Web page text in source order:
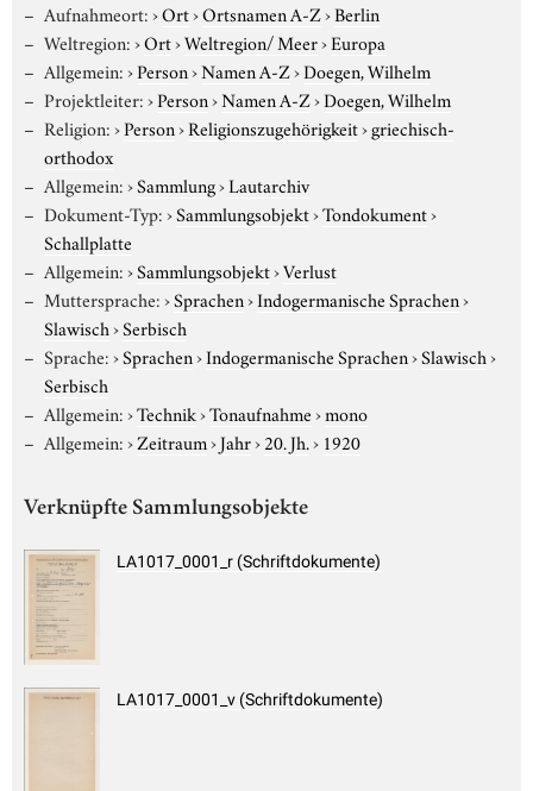
Aufnahmeort:›Ort›Ortsnamen A-Z›Berlin
Weltregion:›Ort›Weltregion/ Meer›Europa
Allgemein:›Person›Namen A-Z›Doegen, Wilhelm
Projektleiter:›Person›Namen A-Z›Doegen, Wilhelm
Religion:›Person›Religionszugehörigkeit›griechisch-
orthodox
Allgemein:›Sammlung›Lautarchiv
Dokument-Typ:›Sammlungsobjekt›Tondokument›
Schallplatte
Allgemein:›Sammlungsobjekt›Verlust
Muttersprache:›Sprachen›Indogermanische Sprachen›
Slawisch›Serbisch
Sprache:›Sprachen›Indogermanische Sprachen›Slawisch›
Serbisch
Allgemein:›Technik›Tonaufnahme›mono
Allgemein:›Zeitraum›Jahr›20. Jh.› 1920
Verknüpfte Sammlungsobjekte
LA1017_0001_r (Schriftdokumente)
LA1017_0001_v (Schriftdokumente)